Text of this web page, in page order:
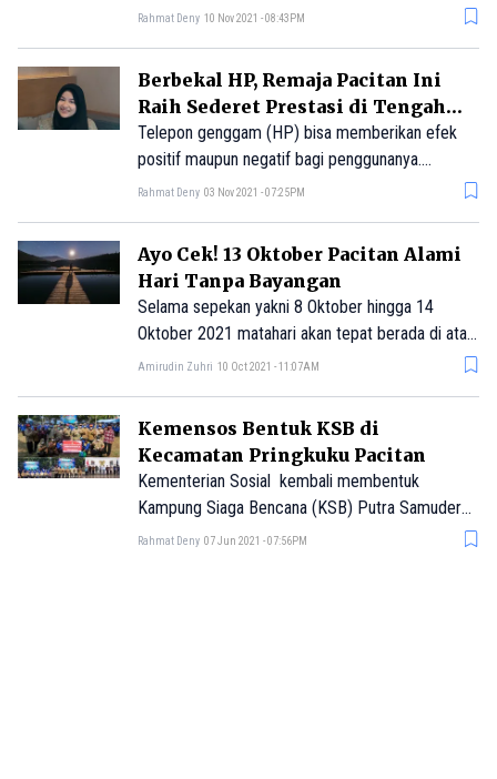
Pemilihan Duta Kopi Indonesia 2021. Kompetisi
Rahmat Deny 10 Nov 2021 - 08:43PM
Berbekal HP, Remaja Pacitan Ini
Raih Sederet Prestasi di Tengah
Pandemi
Telepon genggam (HP) bisa memberikan efek
positif maupun negatif bagi penggunanya.
Tergantung pada bagaimana cara
Rahmat Deny 03 Nov 2021 - 07:25PM
Ayo Cek! 13 Oktober Pacitan Alami
Hari Tanpa Bayangan
Selama sepekan yakni 8 Oktober hingga 14
Oktober 2021 matahari akan tepat berada di atas
Pulau Jawa. Hal ini akan menyebabkan sejumlah
Amirudin Zuhri 10 Oct 2021 - 11:07AM
Kemensos Bentuk KSB di
Kecamatan Pringkuku Pacitan
Kementerian Sosial kembali membentuk
Kampung Siaga Bencana (KSB) Putra Samudera
di Kecamatan Pringkuku Pacitan pada Sabtu
Rahmat Deny 07 Jun 2021 - 07:56PM